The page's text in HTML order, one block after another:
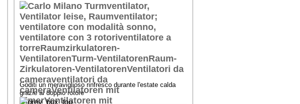
Goditi un meraviglioso rinfresco durante l'estate calda
grazie al doppio rotore